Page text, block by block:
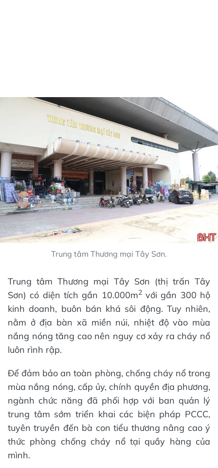
Trung tâm Thương mại Tây Sơn.
Trung tâm Thương mại Tây Sơn (thị trấn Tây
Sơn) có diện tích gần 10.000m2với gần 300 hộ
kinh doanh, buôn bán khá sôi động. Tuy nhiên,
nằm ở địa bàn xã miền núi, nhiệt độ vào mùa
nắng nóng tăng cao nên nguy cơ xảy ra cháy nổ
luôn rình rập.
Để đảm bảo an toàn phòng, chống cháy nổ trong
mùa nắng nóng, cấp ủy, chính quyền địa phương,
ngành chức năng đã phối hợp với ban quản lý
trung tâm sớm triển khai các biện pháp PCCC,
tuyên truyền đến bà con tiểu thương nâng cao ý
thức phòng chống cháy nổ tại quầy hàng của
mình.